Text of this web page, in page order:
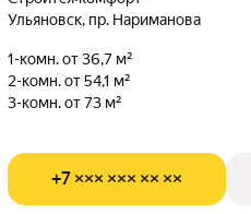
Ульяновск, пр. Нариманова
1-комн. от 36,7 м²
2-комн. от 54,1 м²
3-комн. от 73 м²
+7 ××× ××× ×× ××